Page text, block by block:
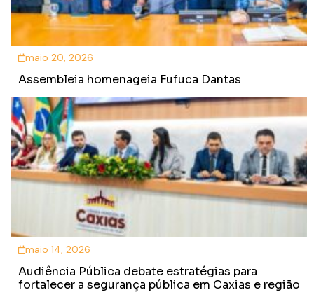
maio 20, 2026
Assembleia homenageia Fufuca Dantas
maio 14, 2026
Audiência Pública debate estratégias para
fortalecer a segurança pública em Caxias e região